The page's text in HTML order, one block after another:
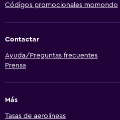
Códigos promocionales momondo
Contactar
Ayuda/Preguntas frecuentes
Prensa
Más
Tasas de aerolíneas